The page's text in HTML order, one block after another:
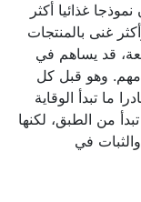
غذائيا أكثر
غنى بالمنتجات
قد يساهم في
مهم. وهو قبل كل
ما تبدأ الوقاية
من الطبق، لكنها
في